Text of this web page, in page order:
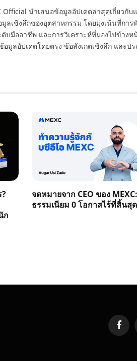
Official นำเสนอข้อมูลอัปเดตล่าสุดเกี่ยว
ลเชิงลึกของอุตสาหกรรม โดยมุ่งเน้นที่กา
บมืออาชีพ และการวิเคราะห์ที่มองไปข้าง
มูลอัปเดตโดยตรง ข้อสังเกตเชิงลึก และป
ก
จดหมายจาก CEO ของ
ธรรมเนียม 0 โอกาสไร้ที่สิ้นสุด